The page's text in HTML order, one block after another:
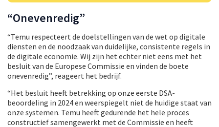
“Onevenredig”
“Temu respecteert de doelstellingen van de wet op digitale
diensten en de noodzaak van duidelijke, consistente regels in
de digitale economie. Wij zijn het echter niet eens met het
besluit van de Europese Commissie en vinden de boete
onevenredig”, reageert het bedrijf.
“Het besluit heeft betrekking op onze eerste DSA-
beoordeling in 2024 en weerspiegelt niet de huidige staat van
onze systemen. Temu heeft gedurende het hele proces
constructief samengewerkt met de Commissie en heeft